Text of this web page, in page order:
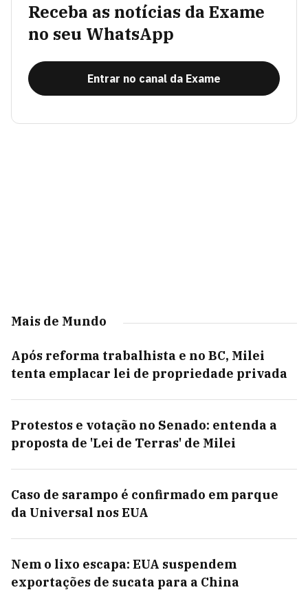
Receba as notícias da Exame
no seu WhatsApp
Entrar no canal da Exame
Mais de Mundo
Após reforma trabalhista e no BC, Milei
tenta emplacar lei de propriedade privada
Protestos e votação no Senado: entenda a
proposta de 'Lei de Terras' de Milei
Caso de sarampo é confirmado em parque
da Universal nos EUA
Nem o lixo escapa: EUA suspendem
exportações de sucata para a China